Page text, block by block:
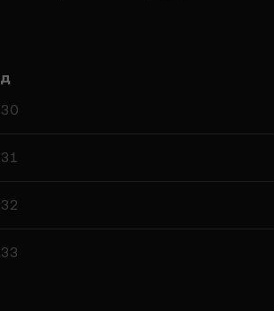
Следите за прогнозами для